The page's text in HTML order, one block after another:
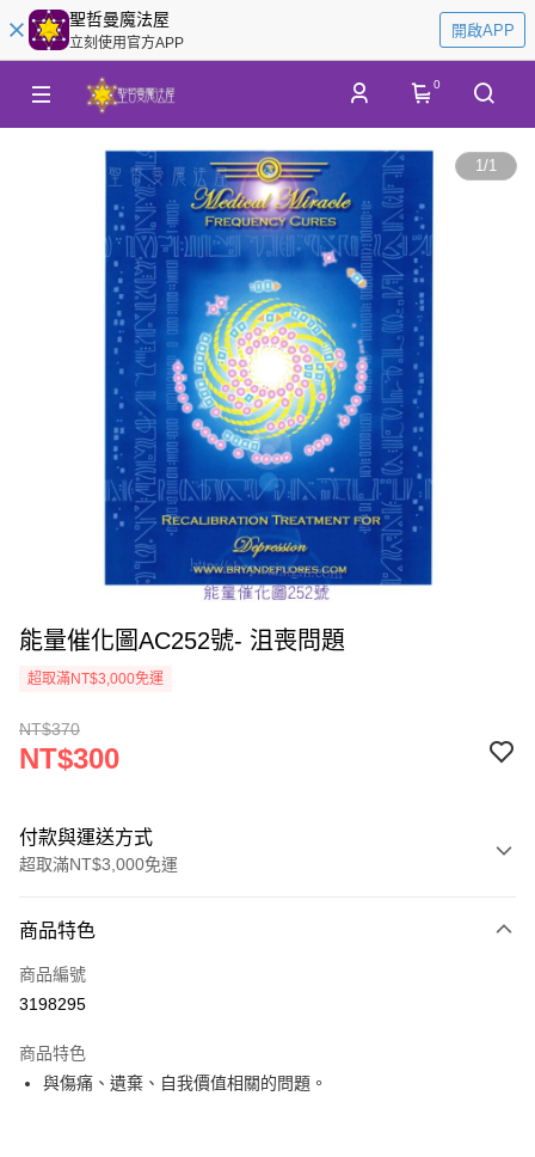
聖哲曼魔法屋
立刻使用官方APP
開啟APP
0
1/1
能量催化圖AC252號- 沮喪問題
超取滿NT$3,000免運
NT$370
NT$300
付款與運送方式
超取滿NT$3,000免運
信用卡一次付款
超商取貨付款
Apple Pay
商品特色
商品編號
3198295
商品特色
與傷痛、遺棄、自我價值相關的問題。